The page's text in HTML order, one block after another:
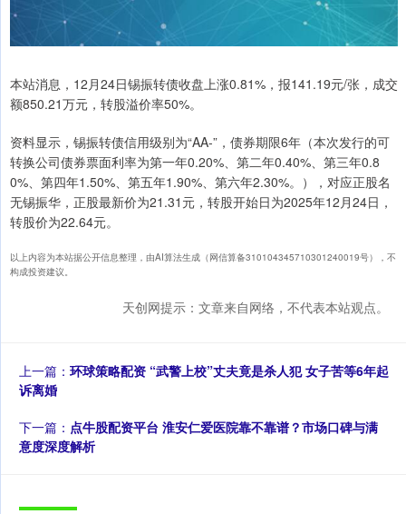
本站消息，12月24日锡振转债收盘上涨0.81%，报141.19元/张，成交
额850.21万元，转股溢价率50%。
资料显示，锡振转债信用级别为“AA-”，债券期限6年（本次发行的可
转换公司债券票面利率为第一年0.20%、第二年0.40%、第三年0.8
0%、第四年1.50%、第五年1.90%、第六年2.30%。），对应正股名
无锡振华，正股最新价为21.31元，转股开始日为2025年12月24日，
转股价为22.64元。
以上内容为本站据公开信息整理，由AI算法生成（网信算备310104345710301240019号），不
构成投资建议。
天创网提示：文章来自网络，不代表本站观点。
上一篇： 环球策略配资 “武警上校”丈夫竟是杀人犯 女子苦等6年起
诉离婚
下一篇： 点牛股配资平台 淮安仁爱医院靠不靠谱？市场口碑与满
意度深度解析